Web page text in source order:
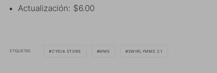
Actualización: $6.00
ETIQUETAS CYDIA STORE MMS SWIRLYMMS 2.1